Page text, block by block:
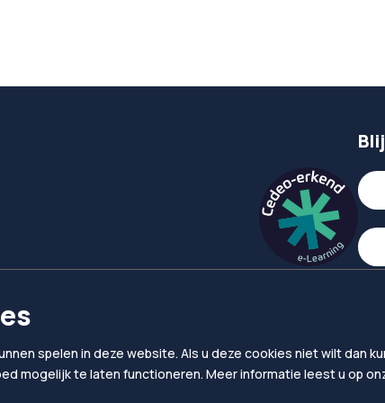
& Cookies Algemene voorwaarden Proclaimer
spelen in deze website. Als u deze cookies niet wilt dan
mogelijk te laten functioneren. Meer informatie leest u op